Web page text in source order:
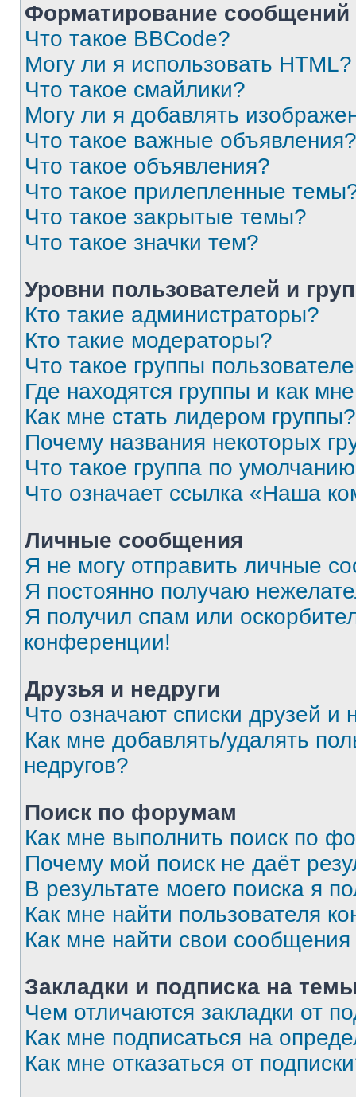
Форматирование
Что такое BBCode?
Могу ли я использовать HTML?
Что такое смайлики?
Могу ли я добавлять
Что такое важные объявления?
Что такое объявления?
Что такое прилепленные
Что такое закрытые темы?
Что такое значки тем?
Уровни пользователей и
Кто такие администраторы?
Кто такие модераторы?
Что такое группы
Где находятся группы и как
Как мне стать лидером группы?
Почему названия некоторых
Что такое группа по
Что означает ссылка «Наша
Личные сообщения
Я не могу отправить личные
Я постоянно получаю
Я получил спам или
конференции!
Друзья и недруги
Что означают списки друзей и
Как мне добавлять/удалять
недругов?
Поиск по форумам
Как мне выполнить поиск по
Почему мой поиск не даёт
В результате моего поиска я
Как мне найти пользователя
Как мне найти свои
Закладки и подписка на
Чем отличаются закладки от
Как мне подписаться на
Как мне отказаться от